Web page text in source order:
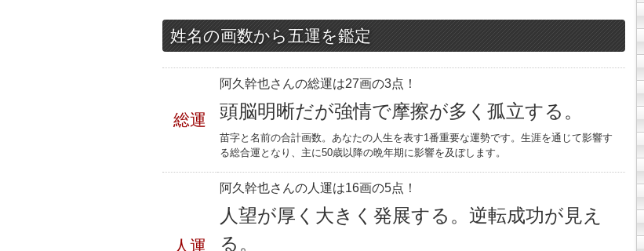
姓名の画数から五運を鑑定
総運
阿久幹也さんの総運は27画の3点！
頭脳明晰だが強情で摩擦が多く孤立する。
苗字と名前の合計画数。あなたの人生を表す1番重要な運勢です。生涯を通じて影響す
る総合運となり、主に50歳以降の晩年期に影響を及ぼします。
人運
阿久幹也さんの人運は16画の5点！
人望が厚く大きく発展する。逆転成功が見え
る。